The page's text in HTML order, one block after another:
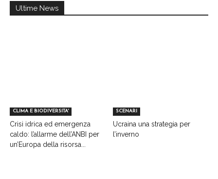
Ultime News
CLIMA E BIODIVERSITA'
Crisi idrica ed emergenza
caldo: l’allarme dell’ANBI per
un’Europa della risorsa...
SCENARI
Ucraina una strategia per
l’inverno